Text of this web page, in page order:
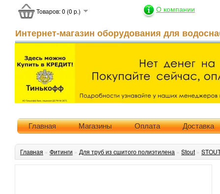
О компании
Интернет-магазин оборудования для
Товаров: 0 (0 р.)
Главная Магазины Оплата Доставка
Главная » Фитинги » Для труб из сшитого полиэтилена » Stout »